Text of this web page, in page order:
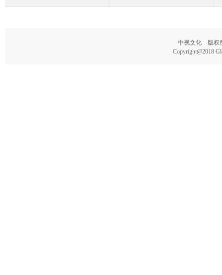
中视文化 版权
Copyright@2018